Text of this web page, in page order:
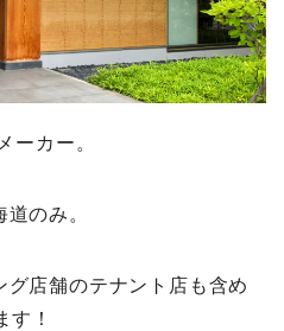
ーカー。
のみ。
店舗のテナント店も含め
す！